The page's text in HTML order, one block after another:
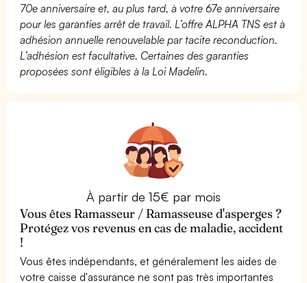
70e anniversaire et, au plus tard, à votre 67e anniversaire
pour les garanties arrêt de travail. L’offre ALPHA TNS est à
adhésion annuelle renouvelable par tacite reconduction.
L’adhésion est facultative. Certaines des garanties
proposées sont éligibles à la Loi Madelin.
À partir de 15€ par mois
Vous êtes Ramasseur / Ramasseuse d'asperges ?
Protégez vos revenus en cas de maladie, accident
!
Vous êtes indépendants, et généralement les aides de
votre caisse d'assurance ne sont pas très importantes